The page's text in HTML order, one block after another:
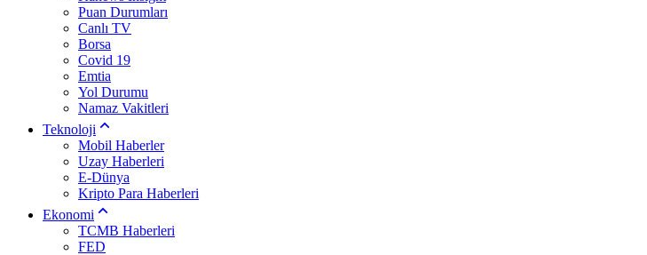
Puan Durumları
Canlı TV
Borsa
Covid 19
Emtia
Yol Durumu
Namaz Vakitleri
Teknoloji
Mobil Haberler
Uzay Haberleri
E-Dünya
Kripto Para Haberleri
Ekonomi
TCMB Haberleri
FED